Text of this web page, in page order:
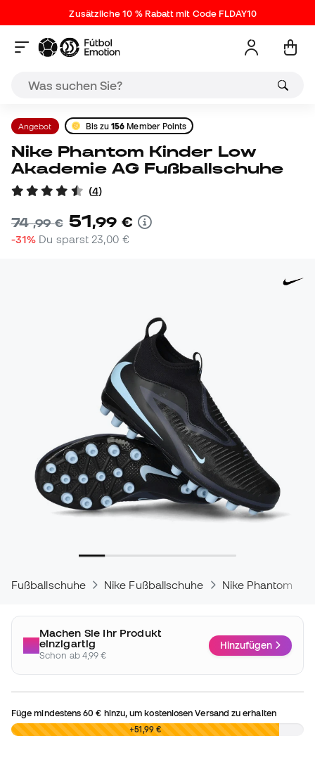
Zusätzliche 10 % Rabatt mit Code FLDAY10
Angebot Bis zu156 Member Points
Nike Phantom Kinder Low
Akademie AG Fußballschuhe
(4)
74,99 € 51,99 €
-31% Du sparst 23,00 €
Fußballschuhe Nike Fußballschuhe Nike Phantom
Machen Sie Ihr Produkt
einzigartig
Schon ab 4,99 €
Hinzufügen
Füge mindestens60 € hinzu, um kostenlosen Versand zu erhalten
0,00 € +51,99 €